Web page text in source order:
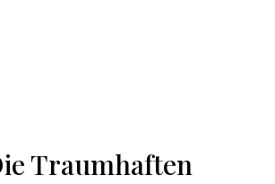
Traumhaften